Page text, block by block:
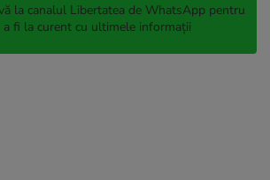
la canalul Libertatea de WhatsApp pentru
a fi la curent cu ultimele informații